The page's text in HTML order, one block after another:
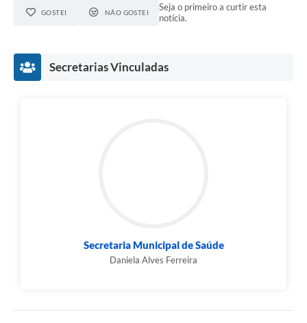
GOSTEI NÃO GOSTEI
Seja o primeiro a curtir esta
notícia.
Secretarias Vinculadas
Secretaria Municipal de Saúde
Daniela Alves Ferreira